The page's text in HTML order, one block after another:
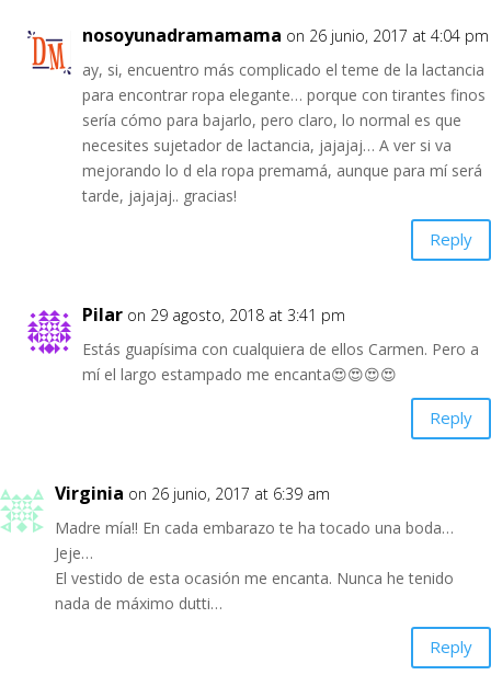
nosoyunadramamama on 26 junio, 2017 at 4:04 pm
ay, si, encuentro más complicado el teme de la lactancia
para encontrar ropa elegante… porque con tirantes finos
sería cómo para bajarlo, pero claro, lo normal es que
necesites sujetador de lactancia, jajajaj… A ver si va
mejorando lo d ela ropa premamá, aunque para mí será
tarde, jajajaj.. gracias!
Reply
Pilar on 29 agosto, 2018 at 3:41 pm
Estás guapísima con cualquiera de ellos Carmen. Pero a
mí el largo estampado me encanta😍😍😍😍
Reply
Virginia on 26 junio, 2017 at 6:39 am
Madre mía!! En cada embarazo te ha tocado una boda…
Jeje…
El vestido de esta ocasión me encanta. Nunca he tenido
nada de máximo dutti…
Reply